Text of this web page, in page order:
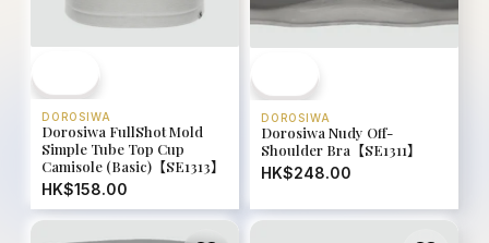
DOROSIWA
Dorosiwa FullShot Mold
Simple Tube Top Cup
Camisole (Basic)【SE1313】
HK$158.00
DOROSIWA
Dorosiwa Nudy Off-
Shoulder Bra【SE1311】
HK$248.00